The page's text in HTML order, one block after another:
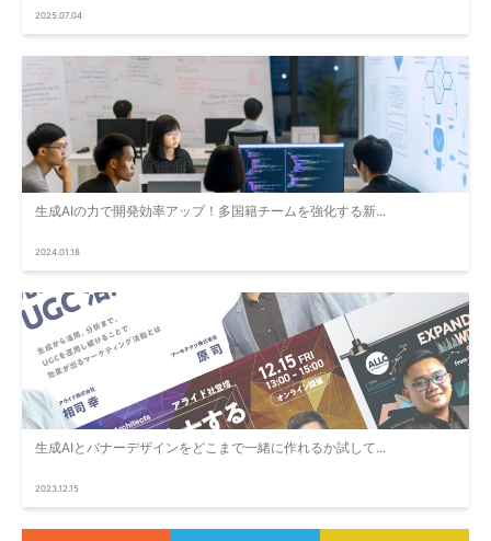
2025.07.04
生成AIの力で開発効率アップ！多国籍チームを強化する新...
2024.01.18
生成AIとバナーデザインをどこまで一緒に作れるか試して...
2023.12.15